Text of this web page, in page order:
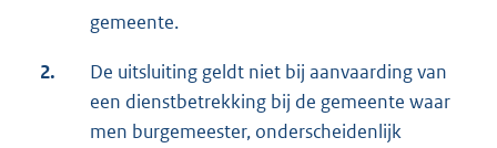
gemeente.
2.
De uitsluiting geldt niet bij aanvaarding van
een dienstbetrekking bij de gemeente waar
men burgemeester, onderscheidenlijk